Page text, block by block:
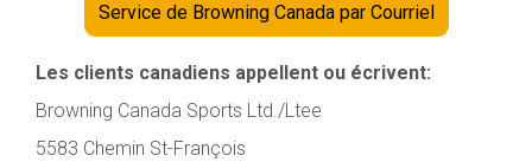
Service de Browning Canada par Courriel
Les clients canadiens appellent ou écrivent:
Browning Canada Sports Ltd./Ltee
5583 Chemin St-François